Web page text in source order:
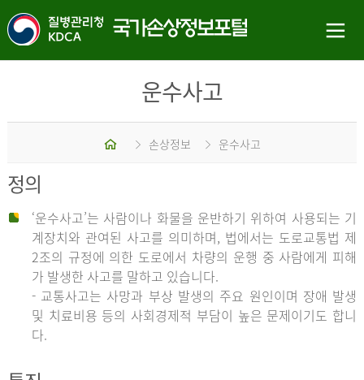
운수사고
홈 손상정보 운수사고
정의
‘운수사고’는 사람이나 화물을 운반하기 위하여 사용되는 기
계장치와 관여된 사고를 의미하며, 법에서는 도로교통법 제
2조의 규정에 의한 도로에서 차량의 운행 중 사람에게 피해
가 발생한 사고를 말하고 있습니다.
- 교통사고는 사망과 부상 발생의 주요 원인이며 장애 발생
및 치료비용 등의 사회경제적 부담이 높은 문제이기도 합니
다.